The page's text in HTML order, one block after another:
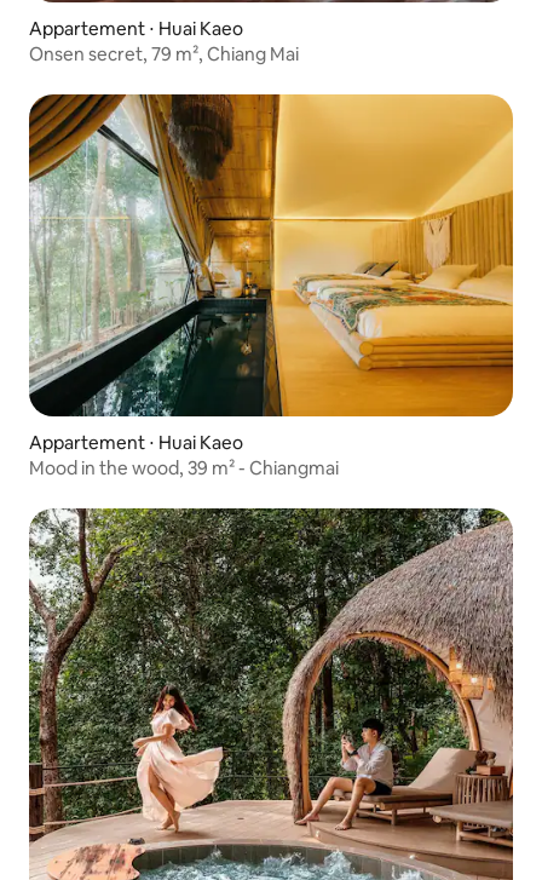
Appartement ⋅ Huai Kaeo
Onsen secret, 79 m², Chiang Mai
Appartement ⋅ Huai Kaeo
Mood in the wood, 39 m² - Chiangmai